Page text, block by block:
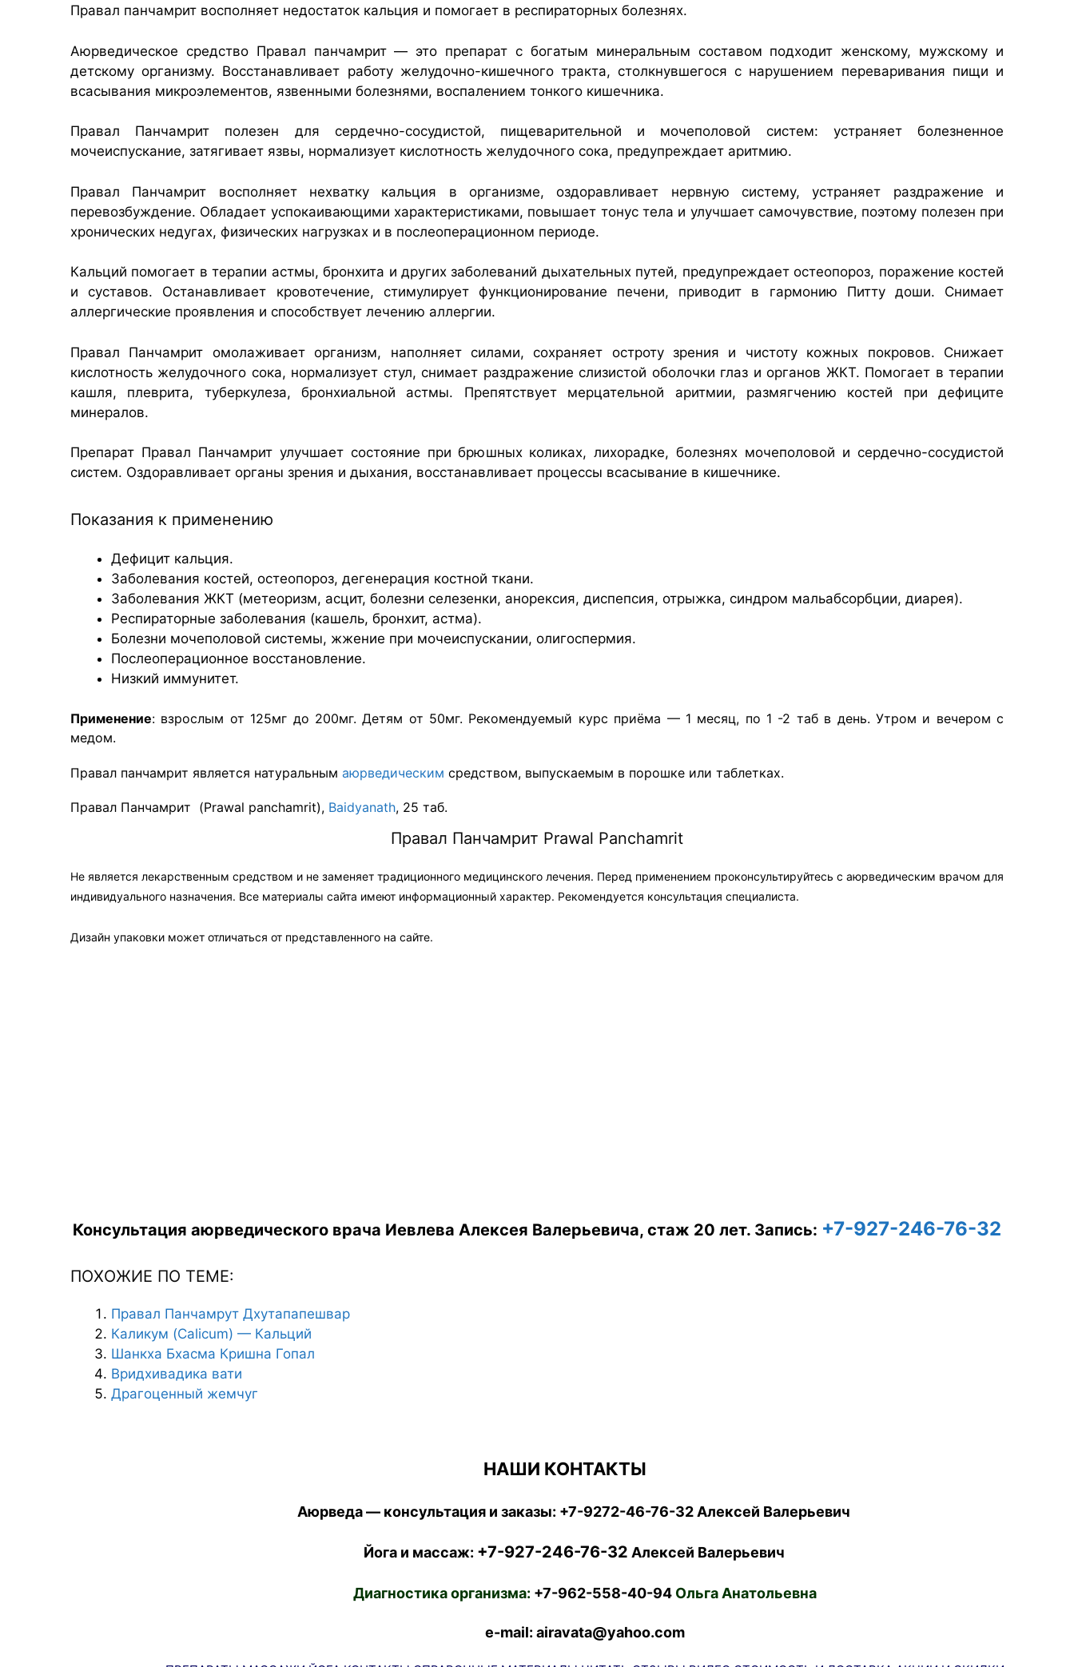
Правал панчамрит восполняет недостаток кальция и помогает в респираторных болезнях.
Аюрведическое средство Правал панчамрит — это препарат с богатым минеральным составом подходит женскому, мужскому и
детскому организму. Восстанавливает работу желудочно-кишечного тракта, столкнувшегося с нарушением переваривания пищи и
всасывания микроэлементов, язвенными болезнями, воспалением тонкого кишечника.
Правал Панчамрит полезен для сердечно-сосудистой, пищеварительной и мочеполовой систем: устраняет болезненное
мочеиспускание, затягивает язвы, нормализует кислотность желудочного сока, предупреждает аритмию.
Правал Панчамрит восполняет нехватку кальция в организме, оздоравливает нервную систему, устраняет раздражение и
перевозбуждение. Обладает успокаивающими характеристиками, повышает тонус тела и улучшает самочувствие, поэтому полезен при
хронических недугах, физических нагрузках и в послеоперационном периоде.
Кальций помогает в терапии астмы, бронхита и других заболеваний дыхательных путей, предупреждает остеопороз, поражение костей
и суставов. Останавливает кровотечение, стимулирует функционирование печени, приводит в гармонию Питту доши. Снимает
аллергические проявления и способствует лечению аллергии.
Правал Панчамрит омолаживает организм, наполняет силами, сохраняет остроту зрения и чистоту кожных покровов. Снижает
кислотность желудочного сока, нормализует стул, снимает раздражение слизистой оболочки глаз и органов ЖКТ. Помогает в терапии
кашля, плеврита, туберкулеза, бронхиальной астмы. Препятствует мерцательной аритмии, размягчению костей при дефиците
минералов.
Препарат Правал Панчамрит улучшает состояние при брюшных коликах, лихорадке, болезнях мочеполовой и сердечно-сосудистой
систем. Оздоравливает органы зрения и дыхания, восстанавливает процессы всасывание в кишечнике.
Показания к применению
Дефицит кальция.
Заболевания костей, остеопороз, дегенерация костной ткани.
Заболевания ЖКТ (метеоризм, асцит, болезни селезенки, анорексия, диспепсия, отрыжка, синдром мальабсорбции, диарея).
Респираторные заболевания (кашель, бронхит, астма).
Болезни мочеполовой системы, жжение при мочеиспускании, олигоспермия.
Послеоперационное восстановление.
Низкий иммунитет.
Применение: взрослым от 125мг до 200мг. Детям от 50мг. Рекомендуемый курс приёма — 1 месяц, по 1 -2 таб в день. Утром и вечером с
медом.
Правал панчамрит является натуральным аюрведическим средством, выпускаемым в порошке или таблетках.
Правал Панчамрит (Prawal panchamrit), Baidyanath, 25 таб.
Правал Панчамрит Prawal Panchamrit
Не является лекарственным средством и не заменяет традиционного медицинского лечения. Перед применением проконсультируйтесь с аюрведическим врачом для
индивидуального назначения. Все материалы сайта имеют информационный характер. Рекомендуется консультация специалиста.
Дизайн упаковки может отличаться от представленного на сайте.
Консультация аюрведического врача Иевлева Алексея Валерьевича, стаж 20 лет. Запись: +7-927-246-76-32
ПОХОЖИЕ ПО ТЕМЕ:
Правал Панчамрут Дхутапапешвар
Каликум (Calicum) — Кальций
Шанкха Бхасма Кришна Гопал
Вридхивадика вати
Драгоценный жемчуг
НАШИ КОНТАКТЫ
Аюрведа — консультация и заказы: +7-9272-46-76-32 Алексей Валерьевич
Йога и массаж: +7-927-246-76-32 Алексей Валерьевич
Диагностика организма: +7-962-558-40-94Ольга Анатольевна
e-mail: airavata@yahoo.com